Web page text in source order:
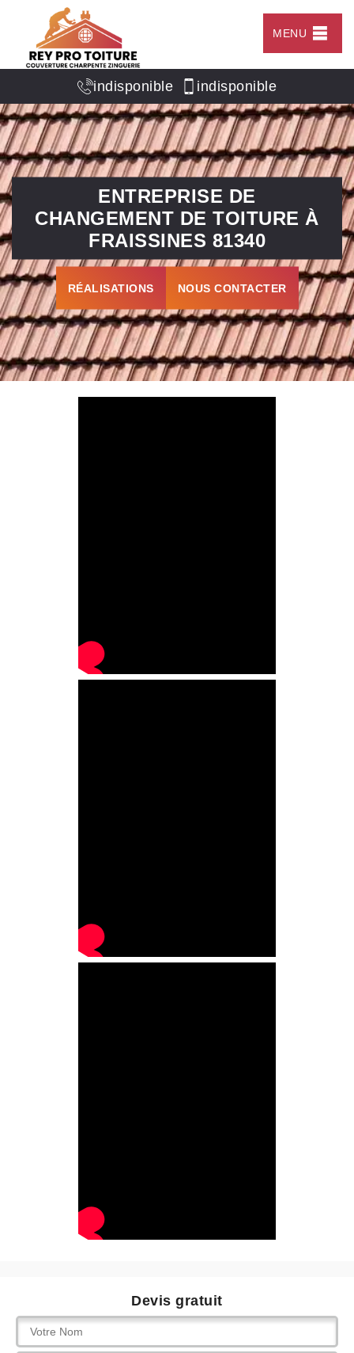
MENU
indisponible indisponible
ENTREPRISE DE
CHANGEMENT DE TOITURE À
FRAISSINES 81340
RÉALISATIONS NOUS CONTACTER
Devis gratuit